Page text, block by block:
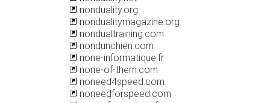
nonduality.org
nondualitymagazine.org
nondualtraining.com
nondunchien.com
none-informatique.fr
none-of-them.com
noneed4speed.com
noneedforspeed.com